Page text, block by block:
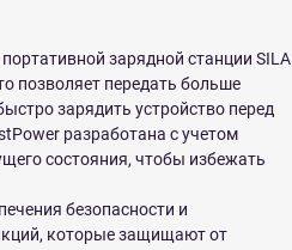
зарядной станции SILA
позволяет передать больше
зарядить устройство перед
разработана с учетом
состояния, чтобы избежать
безопасности и
которые защищают от